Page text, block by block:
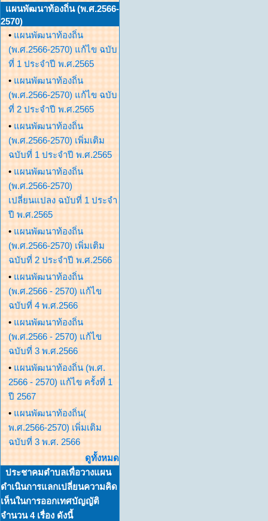
แผนพัฒนาท้องถิ่น (พ.ศ.2566-
2570)
• แผนพัฒนาท้องถิ่น
(พ.ศ.2566-2570) แก้ไข ฉบับ
ที่ 1 ประจำปี พ.ศ.2565
• แผนพัฒนาท้องถิ่น
(พ.ศ.2566-2570) แก้ไข ฉบับ
ที่ 2 ประจำปี พ.ศ.2565
• แผนพัฒนาท้องถิ่น
(พ.ศ.2566-2570) เพิ่มเติม
ฉบับที่ 1 ประจำปี พ.ศ.2565
• แผนพัฒนาท้องถิ่น
(พ.ศ.2566-2570)
เปลี่ยนแปลง ฉบับที่ 1 ประจำ
ปี พ.ศ.2565
• แผนพัฒนาท้องถิ่น
(พ.ศ.2566-2570) เพิ่มเติม
ฉบับที่ 2 ประจำปี พ.ศ.2566
• แผนพัฒนาท้องถิ่น
(พ.ศ.2566 - 2570) แก้ไข
ฉบับที่ 4 พ.ศ.2566
• แผนพัฒนาท้องถิ่น
(พ.ศ.2566 - 2570) แก้ไข
ฉบับที่ 3 พ.ศ.2566
• แผนพัฒนาท้องถิ่น (พ.ศ.
2566 - 2570) แก้ไข ครั้งที่ 1
ปี 2567
• แผนพัฒนาท้องถิ่น(
พ.ศ.2566-2570) เพิ่มเติม
ฉบับที่ 3 พ.ศ. 2566
ดูทั้งหมด
ประชาคมตำบลเพื่อวางแผน
ดำเนินการแลกเปลี่ยนความคิด
เห็นในการออกเทศบัญญัติ
จำนวน 4 เรื่อง ดังนี้